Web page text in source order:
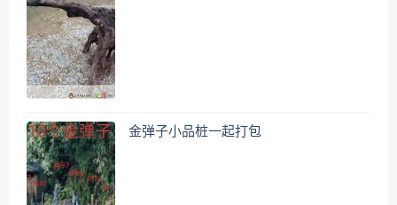
金弹子小品桩一起打包